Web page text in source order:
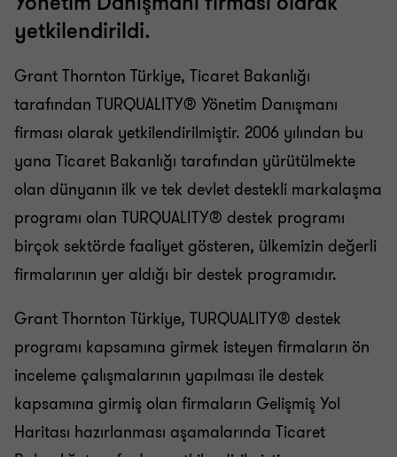
yetkilendirildi.
Grant Thornton Türkiye, Ticaret Bakanlığı
tarafından TURQUALITY® Yönetim Danışmanı
firması olarak yetkilendirilmiştir. 2006 yılından bu
yana Ticaret Bakanlığı tarafından yürütülmekte
olan dünyanın ilk ve tek devlet destekli markalaşma
programı olan TURQUALITY® destek programı
birçok sektörde faaliyet gösteren, ülkemizin değerli
firmalarının yer aldığı bir destek programıdır.
Grant Thornton Türkiye, TURQUALITY® destek
programı kapsamına girmek isteyen firmaların ön
inceleme çalışmalarının yapılması ile destek
kapsamına girmiş olan firmaların Gelişmiş Yol
Haritası hazırlanması aşamalarında Ticaret